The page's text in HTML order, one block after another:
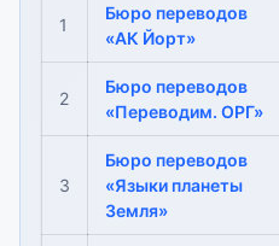
1
Бюро переводов
«АК Йорт»
2
Бюро переводов
«Переводим. ОРГ»
3
Бюро переводов
«Языки планеты
Земля»